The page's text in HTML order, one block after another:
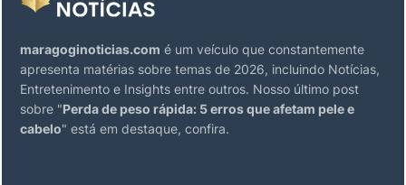
maragoginoticias.com é um veículo que constantemente
apresenta matérias sobre temas de 2026, incluindo Notícias,
Entretenimento e Insights entre outros. Nosso último post
sobre "Perda de peso rápida: 5 erros que afetam pele e
cabelo" está em destaque, confira.